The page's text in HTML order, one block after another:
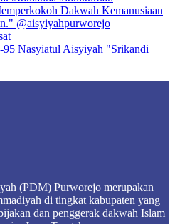
(PDM) Purworejo merupakan
di tingkat kabupaten yang
dan penggerak dakwah Islam